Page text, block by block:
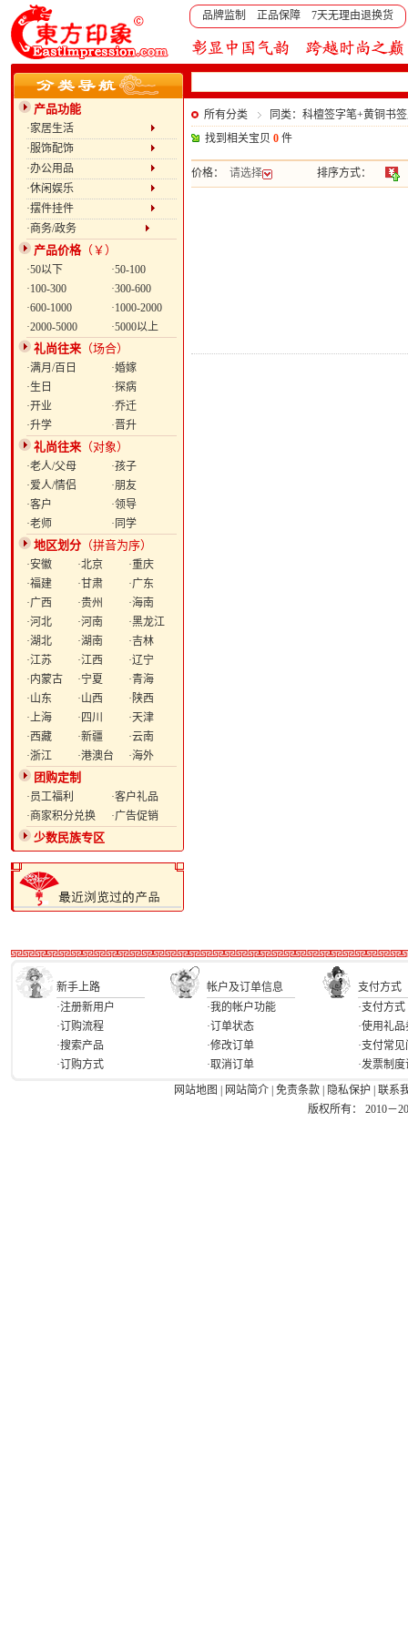
品牌监制 正品保障 7天无理由退换货
产品功能
·家居生活
·服饰配饰
·办公用品
·休闲娱乐
·摆件挂件
·商务/政务
产品价格（￥）
·50以下
·50-100
·100-300
·300-600
·600-1000
·1000-2000
·2000-5000
·5000以上
礼尚往来 （场合）
·满月/百日
·婚嫁
·生日
·探病
·开业
·乔迁
·升学
·晋升
礼尚往来 （对象）
·老人/父母
·孩子
·爱人/情侣
·朋友
·客户
·领导
·老师
·同学
地区划分 （拼音为序）
·安徽 ·北京
·重庆
·福建
·甘肃
·广东
·广西
·贵州
·海南
·河北
·河南
·黑龙江
·湖北
·湖南
·吉林
·江苏
·江西
·辽宁
·内蒙古
·宁夏
·青海
·山东
·山西
·陕西
·上海
·四川
·天津
·西藏
·新疆
·云南
·浙江
·港澳台 ·海外
团购定制
·员工福利
·客户礼品
·商家积分兑换
·广告促销
少数民族专区
所有分类
同类：科檀签字笔+黄铜书
找到相关宝贝 0 件
价格： 请选择 排序方式：
新手上路 帐户及订单信息
支付方式
·注册新用户
·订购流程
·搜索产品
·订购方式
·我的帐户功能
·订单状态
·修改订单
·取消订单
·支付方式
·使用礼品
·支付常
·发票制
网站地图
网站简介 免责条款 隐私保护
联系
版权所有： 2010－